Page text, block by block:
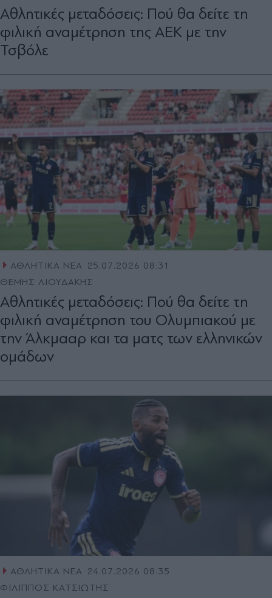
Αθλητικές μεταδόσεις: Πού θα δείτε τη
φιλική αναμέτρηση της ΑΕΚ με την
Τσβόλε
ΑΘΛΗΤΙΚΑ ΝΕΑ
25.07.2026 08:31
ΘΕΜΗΣ ΛΙΟΥΔΑΚΗΣ
Αθλητικές μεταδόσεις: Πού θα δείτε τη
φιλική αναμέτρηση του Ολυμπιακού με
την Άλκμααρ και τα ματς των ελληνικών
ομάδων
ΑΘΛΗΤΙΚΑ ΝΕΑ 24.07.2026 08:35
ΦΙΛΙΠΠΟΣ ΚΑΤΣΙΩΤΗΣ